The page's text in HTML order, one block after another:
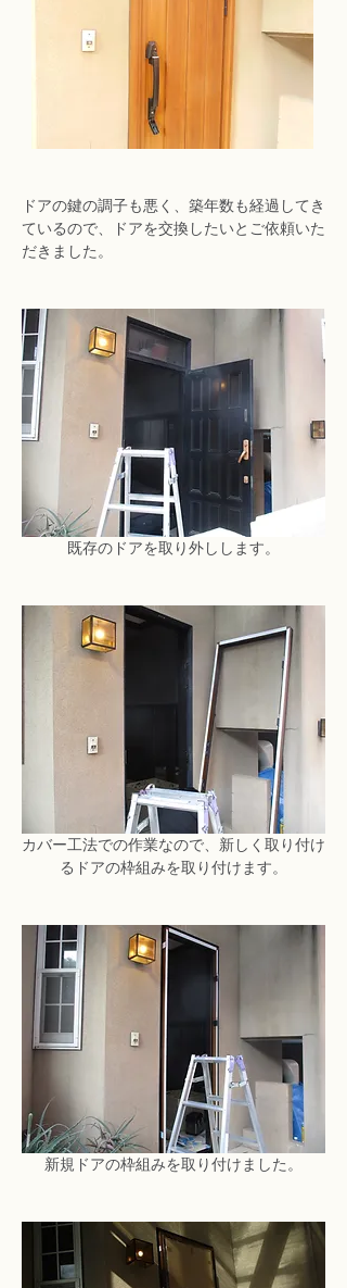
ドアの鍵の調子も悪く、築年数も経過してき
ているので、ドアを交換したいとご依頼いた
だきました。
既存のドアを取り外しします。
カバー工法での作業なので、新しく取り付け
るドアの枠組みを取り付けます。
新規ドアの枠組みを取り付けました。